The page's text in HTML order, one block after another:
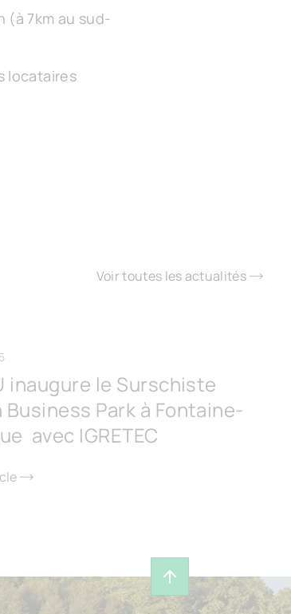
(à 7km au sud-
locataires
inaugure le Surschiste
Business Park à Fontaine-
avec IGRETEC
Voir toutes les actualités
Revenir en haut de